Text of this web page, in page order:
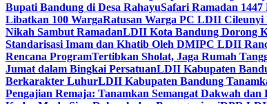
Bupati Bandung di Desa RahayuSafari Ramadan
Libatkan 100 WargaRatusan Warga PC LDII Cileunyi
Nikah Sambut RamadanLDII Kota Bandung Dorong
Standarisasi Imam dan Khatib Oleh DMIPC LDII
Rencana ProgramTertibkan Sholat, Jaga Rumah
Jumat dalam Bingkai PersatuanLDII Kabupaten
Berkarakter LuhurLDII Kabupaten Bandung
Pengajian Remaja: Tanamkan Semangat Dakwah dan